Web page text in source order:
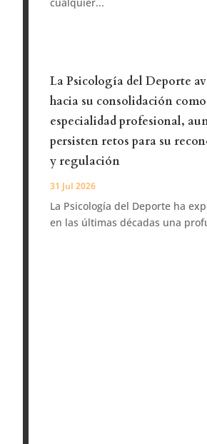
La Psicología del Deporte
hacia su consolidación como
especialidad profesional,
persisten retos para su
y regulación
31 Jul 2026
La Psicología del Deporte ha
en las últimas décadas una